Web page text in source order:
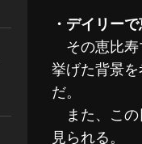
・デイリー
その恵比寿
挙げた背景
だ。
また、この
見られる。